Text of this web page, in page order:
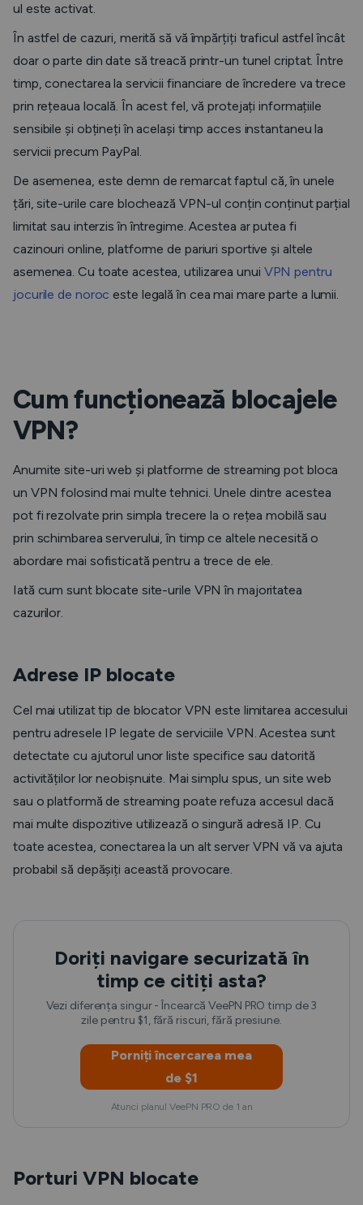
ul este activat.
În astfel de cazuri, merită să vă împărțiți traficul astfel încât
doar o parte din date să treacă printr-un tunel criptat. Între
timp, conectarea la servicii financiare de încredere va trece
prin rețeaua locală. În acest fel, vă protejați informațiile
sensibile și obțineți în același timp acces instantaneu la
servicii precum PayPal.
De asemenea, este demn de remarcat faptul că, în unele
țări, site-urile care blochează VPN-ul conțin conținut parțial
limitat sau interzis în întregime. Acestea ar putea fi
cazinouri online, platforme de pariuri sportive și altele
asemenea. Cu toate acestea, utilizarea unui VPN pentru
jocurile de noroc este legală în cea mai mare parte a lumii.
Cum funcționează blocajele
VPN?
Anumite site-uri web și platforme de streaming pot bloca
un VPN folosind mai multe tehnici. Unele dintre acestea
pot fi rezolvate prin simpla trecere la o rețea mobilă sau
prin schimbarea serverului, în timp ce altele necesită o
abordare mai sofisticată pentru a trece de ele.
Iată cum sunt blocate site-urile VPN în majoritatea
cazurilor.
Adrese IP blocate
Cel mai utilizat tip de blocator VPN este limitarea accesului
pentru adresele IP legate de serviciile VPN. Acestea sunt
detectate cu ajutorul unor liste specifice sau datorită
activităților lor neobișnuite. Mai simplu spus, un site web
sau o platformă de streaming poate refuza accesul dacă
mai multe dispozitive utilizează o singură adresă IP. Cu
toate acestea, conectarea la un alt server VPN vă va ajuta
probabil să depășiți această provocare.
Doriți navigare securizată în
timp ce citiți asta?
Vezi diferența singur - Încearcă VeePN PRO timp de 3
zile pentru $1, fără riscuri, fără presiune.
Porniți încercarea mea
de $1
Atunci planul VeePN PRO de 1 an
Porturi VPN blocate